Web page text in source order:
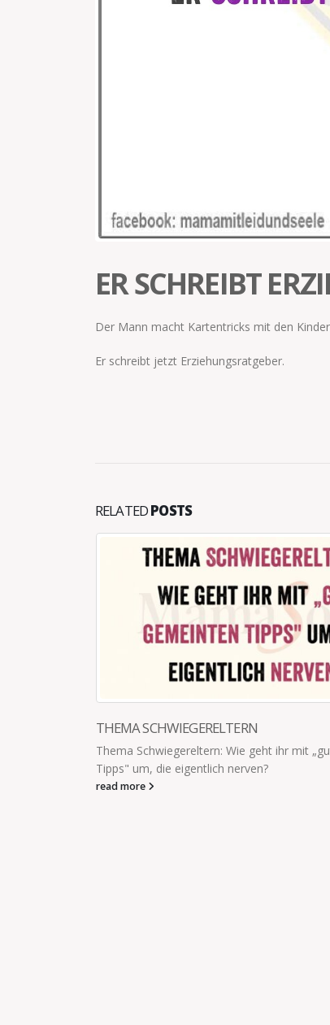
ER SCHREIBT
Der Mann macht Kartentricks mit den
Er schreibt jetzt Erziehungsratgeber.
RELATEDPOSTS